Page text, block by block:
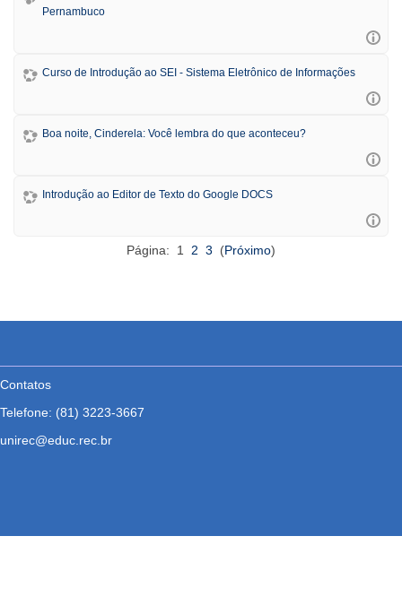
Pernambuco
Curso de Introdução ao SEI - Sistema Eletrônico de Informações
Boa noite, Cinderela: Você lembra do que aconteceu?
Introdução ao Editor de Texto do Google DOCS
Página: 1 2 3 (Próximo)
Contatos
Telefone: (81) 3223-3667
unirec@educ.rec.br